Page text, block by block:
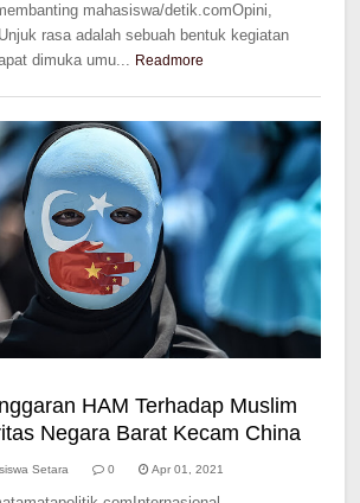
mahasiswa/detik.comOpini,
rasa adalah sebuah bentuk kegiatan
dimuka umu... Readmore
HAM Terhadap Muslim
Negara Barat Kecam China
Setara 0 Apr 01, 2021